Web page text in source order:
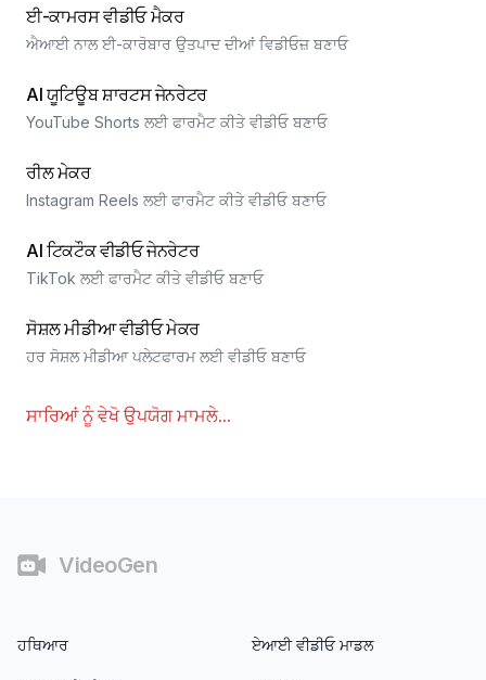
ਈ-ਕਾਮਰਸ ਵੀਡੀਓ ਮੈਕਰ
ਐਆਈ ਨਾਲ ਈ-ਕਾਰੋਬਾਰ ਉਤਪਾਦ ਦੀਆਂ ਵਿਡੀਓਜ਼ ਬਣਾਓ
AI ਯੂਟਿਊਬ ਸ਼ਾਰਟਸ ਜੇਨਰੇਟਰ
YouTube Shorts ਲਈ ਫਾਰਮੈਟ ਕੀਤੇ ਵੀਡੀਓ ਬਣਾਓ
ਰੀਲ ਮੇਕਰ
Instagram Reels ਲਈ ਫਾਰਮੈਟ ਕੀਤੇ ਵੀਡੀਓ ਬਣਾਓ
AI ਟਿਕਟੌਕ ਵੀਡੀਓ ਜੇਨਰੇਟਰ
TikTok ਲਈ ਫਾਰਮੈਟ ਕੀਤੇ ਵੀਡੀਓ ਬਣਾਓ
ਸੋਸ਼ਲ ਮੀਡੀਆ ਵੀਡੀਓ ਮੇਕਰ
ਹਰ ਸੋਸ਼ਲ ਮੀਡੀਆ ਪਲੇਟਫਾਰਮ ਲਈ ਵੀਡੀਓ ਬਣਾਓ
ਸਾਰਿਆਂ ਨੂੰ ਵੇਖੋ ਉਪਯੋਗ ਮਾਮਲੇ...
VideoGen
ਹਥਿਆਰ ਏਆਈ ਵੀਡੀਓ ਮਾਡਲ